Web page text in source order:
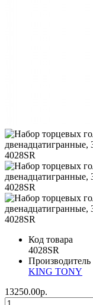
Код товара
4028SR
Производитель
KING TONY
13250.00р.